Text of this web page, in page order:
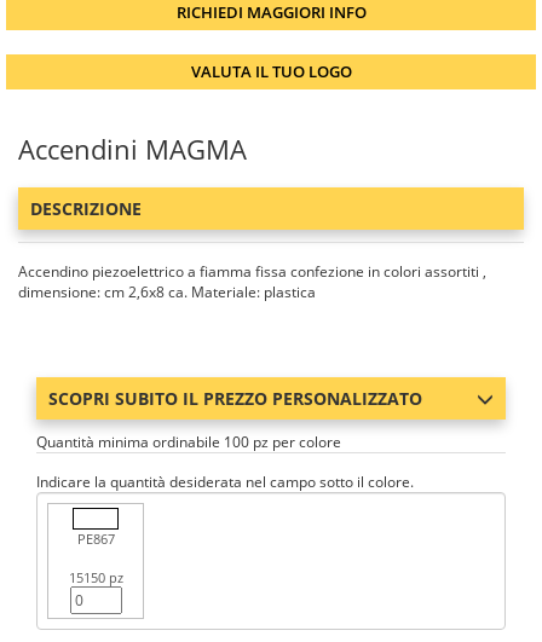
RICHIEDI MAGGIORI INFO
VALUTA IL TUO LOGO
Accendini MAGMA
DESCRIZIONE
Accendino piezoelettrico a fiamma fissa confezione in colori assortiti ,
dimensione: cm 2,6x8 ca. Materiale: plastica
SCOPRI SUBITO IL PREZZO PERSONALIZZATO
Quantità minima ordinabile 100 pz per colore
Indicare la quantità desiderata nel campo sotto il colore.
PE867
15150 pz